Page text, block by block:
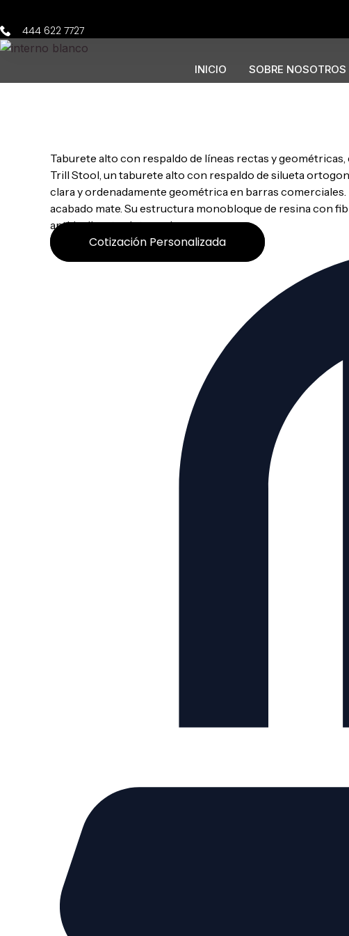
al
contenido
444 622 7727
INICIO SOBRE NOSOTROS
Taburete alto con respaldo de líneas rectas y
Trill Stool, un taburete alto con respaldo de silueta
clara y ordenadamente geométrica en barras
acabado mate. Su estructura monobloque de resina con
antideslizantes integrados.
Cotización Personalizada